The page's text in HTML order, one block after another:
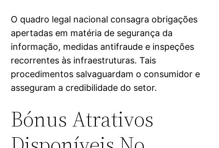
O quadro legal nacional consagra obrigações
apertadas em matéria de segurança da
informação, medidas antifraude e inspeções
recorrentes às infraestruturas. Tais
procedimentos salvaguardam o consumidor e
asseguram a credibilidade do setor.
Bónus Atrativos